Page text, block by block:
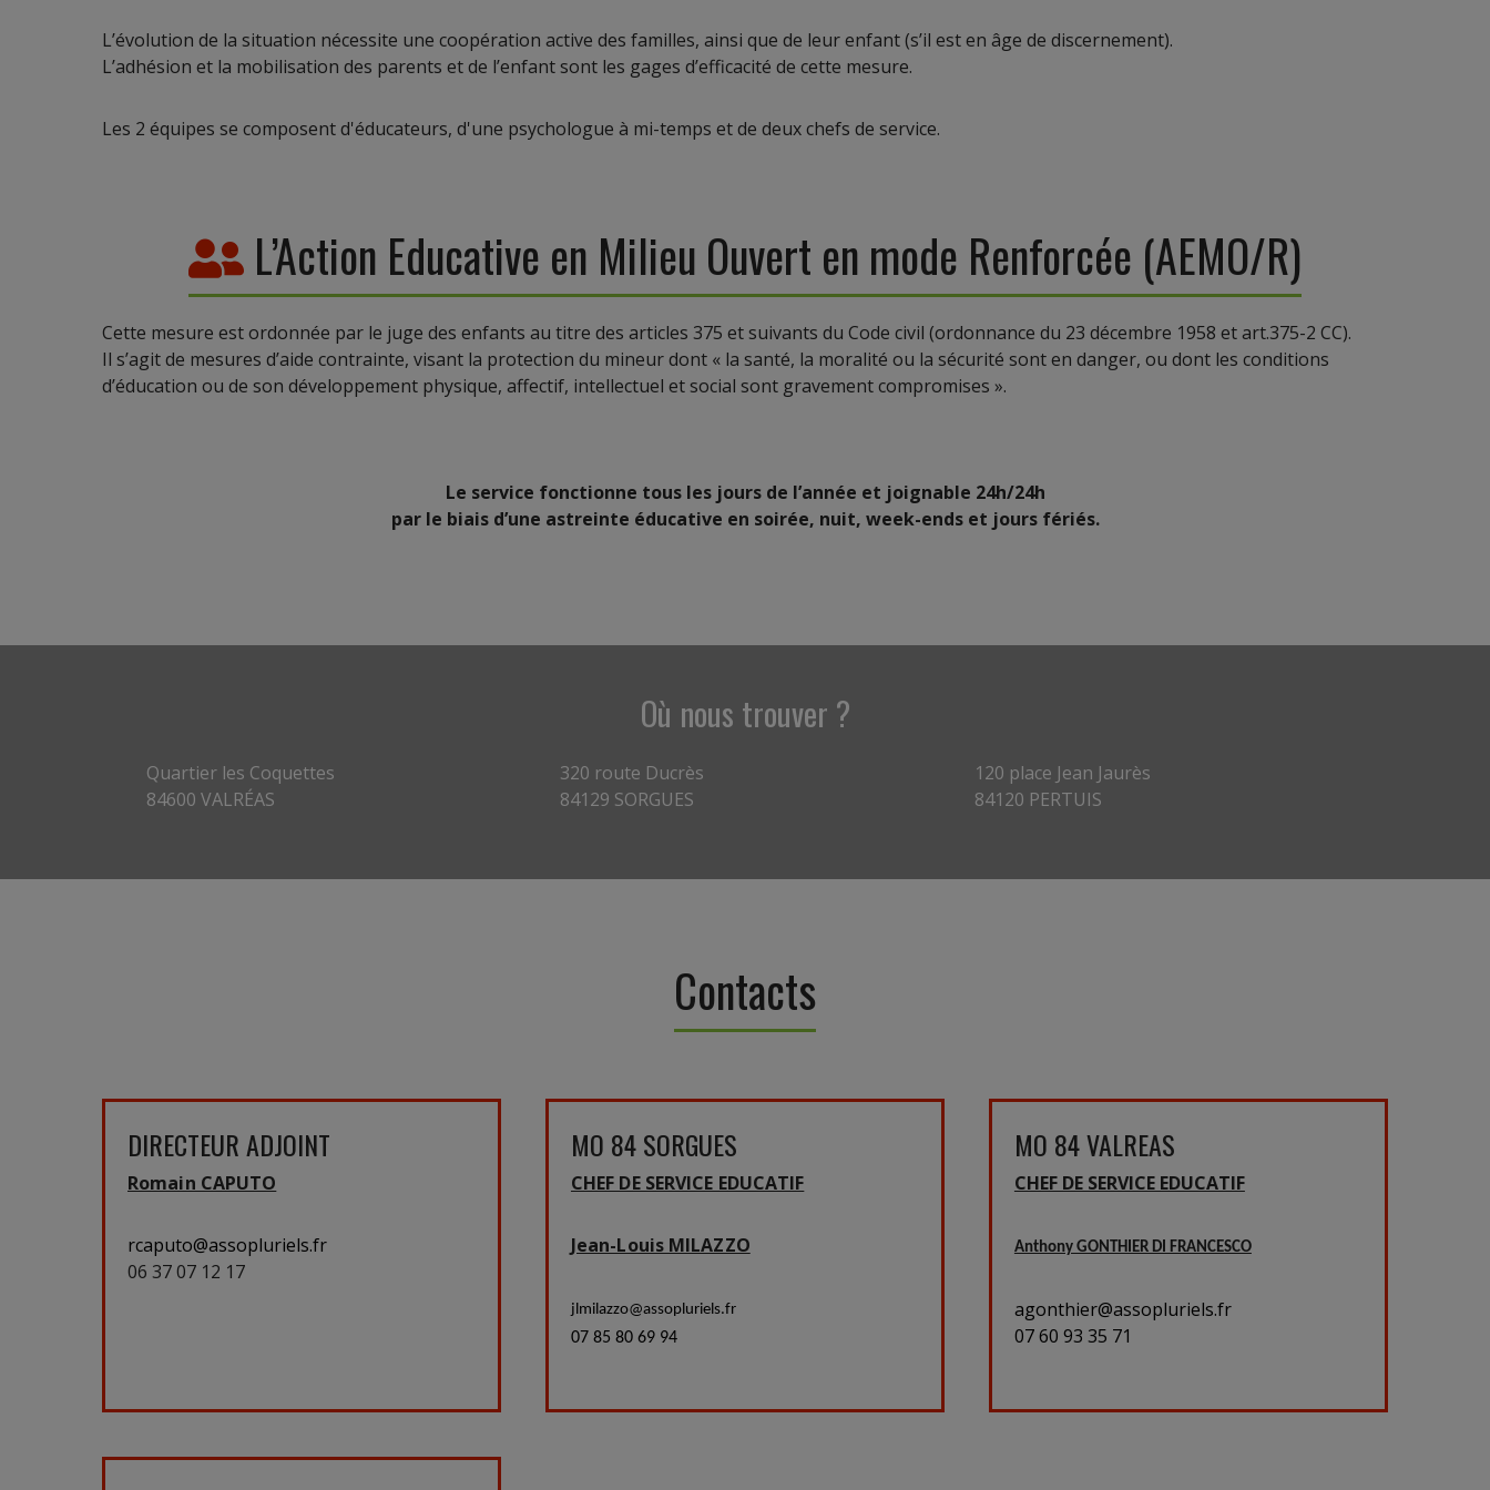
L’évolution de la situation nécessite une coopération active des familles, ainsi que de leur enfant (s’il est en âge de discernement).
L’adhésion et la mobilisation des parents et de l’enfant sont les gages d’efficacité de cette mesure.
Les 2 équipes se composent d'éducateurs, d'une psychologue à mi-temps et de deux chefs de service.
L’Action Educative en Milieu Ouvert en mode Renforcée (AEMO/R)
Cette mesure est ordonnée par le juge des enfants au titre des articles 375 et suivants du Code civil (ordonnance du 23 décembre 1958 et art.375-2 CC).
Il s’agit de mesures d’aide contrainte, visant la protection du mineur dont « la santé, la moralité ou la sécurité sont en danger, ou dont les conditions
d’éducation ou de son développement physique, affectif, intellectuel et social sont gravement compromises ».
Le service fonctionne tous les jours de l’année et joignable 24h/24h
par le biais d’une astreinte éducative en soirée, nuit, week-ends et jours fériés.
Où nous trouver ?
Quartier les Coquettes
84600 VALRÉAS
320 route Ducrès
84129 SORGUES
120 place Jean Jaurès
84120 PERTUIS
Contacts
DIRECTEUR ADJOINT
Romain CAPUTO
rcaputo@assopluriels.fr
06 37 07 12 17
MO 84 SORGUES
CHEF DE SERVICE EDUCATIF
Jean-Louis MILAZZO
jlmilazzo@assopluriels.fr
07 85 80 69 94
MO 84 VALREAS
CHEF DE SERVICE EDUCATIF
Anthony GONTHIER DI FRANCESCO
agonthier@assopluriels.fr
07 60 93 35 71